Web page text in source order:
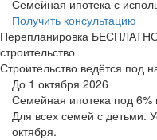
Семейная ипотека с
Получить консультацию
Перепланировка
строительство
Строительство ведётся под
До 1 октября 2026
Семейная ипотека под 6%
Для всех семей с детьми.
октября.